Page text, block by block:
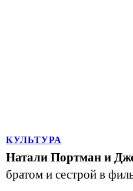
КУЛЬТУРА
Натали Портман и
братом и сестрой в